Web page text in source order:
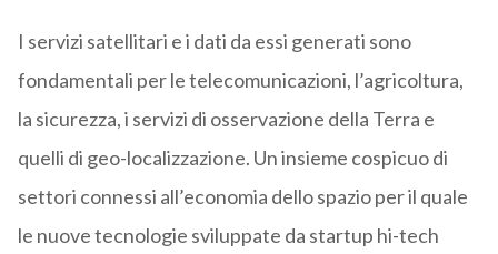
I servizi satellitari e i dati da essi generati sono
fondamentali per le telecomunicazioni, l’agricoltura,
la sicurezza, i servizi di osservazione della Terra e
quelli di geo-localizzazione. Un insieme cospicuo di
settori connessi all’economia dello spazio per il quale
le nuove tecnologie sviluppate da startup hi-tech